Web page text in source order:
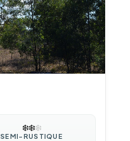
❄️❄️❄️
SEMI-RUSTIQUE